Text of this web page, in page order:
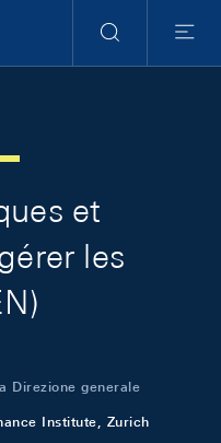
Ricerca
Menu
et
les
Direzione generale
Institute, Zurich